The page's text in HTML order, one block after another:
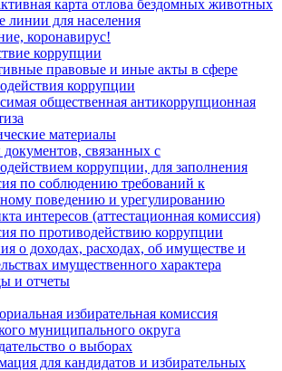
карта отлова бездомных животных
линии для населения
коронавирус!
коррупции
правовые и иные акты в сфере
коррупции
общественная антикоррупционная
материалы
связанных с
коррупции, для заполнения
по соблюдению требований к
поведению и урегулированию
интересов (аттестационная комиссия)
по противодействию коррупции
о доходах, расходах, об имуществе и
имущественного характера
и отчеты
избирательная комиссия
муниципального округа
о выборах
для кандидатов и избирательных